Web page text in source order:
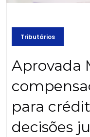
Tributários
Aprovada
para
decisões